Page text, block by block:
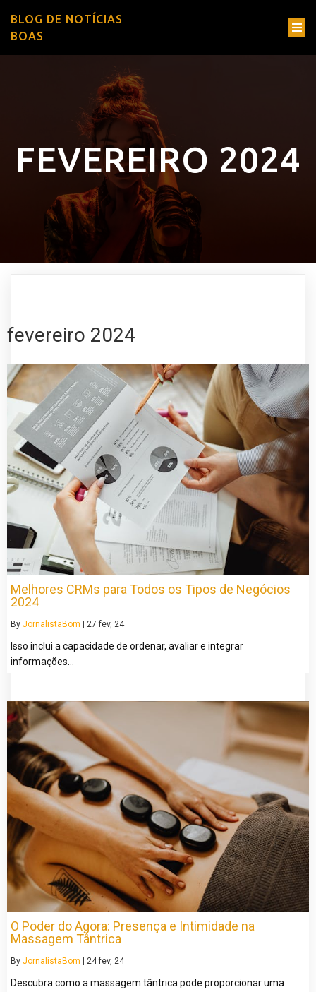
BLOG DE NOTÍCIAS
BOAS
FEVEREIRO 2024
fevereiro 2024
Melhores CRMs para Todos os Tipos de Negócios
2024
By JornalistaBom | 27 fev, 24
Isso inclui a capacidade de ordenar, avaliar e integrar
informações…
O Poder do Agora: Presença e Intimidade na
Massagem Tântrica
By JornalistaBom 24 fev, 24
Descubra como a massagem tântrica pode proporcionar uma